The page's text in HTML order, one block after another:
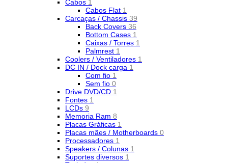
Cabos 1
Cabos Flat 1
Carcaças / Chassis 39
Back Covers 36
Bottom Cases 1
Caixas / Torres 1
Palmrest 1
Coolers / Ventiladores 1
DC IN / Dock carga 1
Com fio 1
Sem fio 0
Drive DVD/CD 1
Fontes 1
LCDs 9
Memoria Ram 8
Placas Gráficas 1
Placas mães / Motherboards 0
Processadores 1
Speakers / Colunas 1
Suportes diversos 1